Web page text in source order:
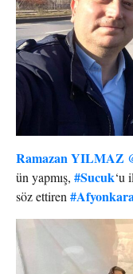
Ramazan YILMAZ
ün yapmış, #Sucuk‘u
söz ettiren